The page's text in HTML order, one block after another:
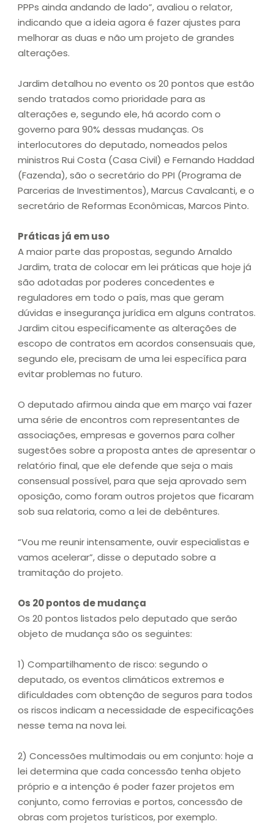
PPPs ainda andando de lado”, avaliou o relator,
indicando que a ideia agora é fazer ajustes para
melhorar as duas e não um projeto de grandes
alterações.
Jardim detalhou no evento os 20 pontos que estão
sendo tratados como prioridade para as
alterações e, segundo ele, há acordo com o
governo para 90% dessas mudanças. Os
interlocutores do deputado, nomeados pelos
ministros Rui Costa (Casa Civil) e Fernando Haddad
(Fazenda), são o secretário do PPI (Programa de
Parcerias de Investimentos), Marcus Cavalcanti, e o
secretário de Reformas Econômicas, Marcos Pinto.
Práticas já em uso
A maior parte das propostas, segundo Arnaldo
Jardim, trata de colocar em lei práticas que hoje já
são adotadas por poderes concedentes e
reguladores em todo o país, mas que geram
dúvidas e insegurança jurídica em alguns contratos.
Jardim citou especificamente as alterações de
escopo de contratos em acordos consensuais que,
segundo ele, precisam de uma lei específica para
evitar problemas no futuro.
O deputado afirmou ainda que em março vai fazer
uma série de encontros com representantes de
associações, empresas e governos para colher
sugestões sobre a proposta antes de apresentar o
relatório final, que ele defende que seja o mais
consensual possível, para que seja aprovado sem
oposição, como foram outros projetos que ficaram
sob sua relatoria, como a lei de debêntures.
“Vou me reunir intensamente, ouvir especialistas e
vamos acelerar”, disse o deputado sobre a
tramitação do projeto.
Os 20 pontos de mudança
Os 20 pontos listados pelo deputado que serão
objeto de mudança são os seguintes:
1) Compartilhamento de risco: segundo o
deputado, os eventos climáticos extremos e
dificuldades com obtenção de seguros para todos
os riscos indicam a necessidade de especificações
nesse tema na nova lei.
2) Concessões multimodais ou em conjunto: hoje a
lei determina que cada concessão tenha objeto
próprio e a intenção é poder fazer projetos em
conjunto, como ferrovias e portos, concessão de
obras com projetos turísticos, por exemplo.